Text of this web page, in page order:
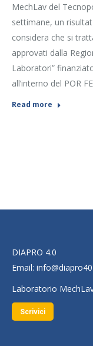
MechLav del
settimane, un
considera che si
approvati dalla
Laboratori”
all’interno del POR
Read more
DIAPRO 4.0
Email:
Laboratorio
Scrivici